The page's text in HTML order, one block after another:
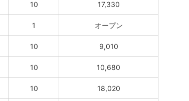
10 17,330
1 オープン
10 9,010
10 10,680
10 18,020